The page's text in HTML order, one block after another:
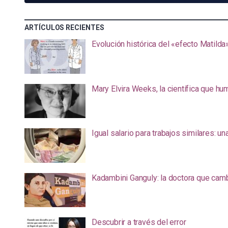
ARTÍCULOS RECIENTES
Evolución histórica del «efecto
Mary Elvira Weeks, la científica que
Igual salario para trabajos similares:
Kadambini Ganguly: la doctora que
Descubrir a través del error